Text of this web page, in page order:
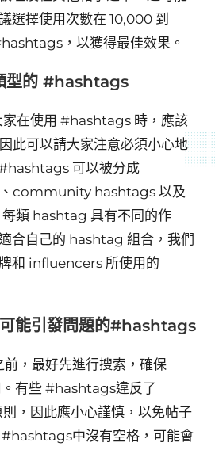
選擇使用次數在 10,000 到
，以獲得最佳效果。
型的 #hashtags
在使用 #hashtags 時，應該
此可以請大家注意必須小心地
可以被分成
community hashtags 以及
類 hashtag 具有不同的作
合自己的 hashtag 組合，我們
和 influencers 所使用的
能引發問題的#hashtags
，最好先進行搜索，確保
有些 #hashtags違反了
，因此應小心謹慎，以免帖子
中沒有空格，可能會